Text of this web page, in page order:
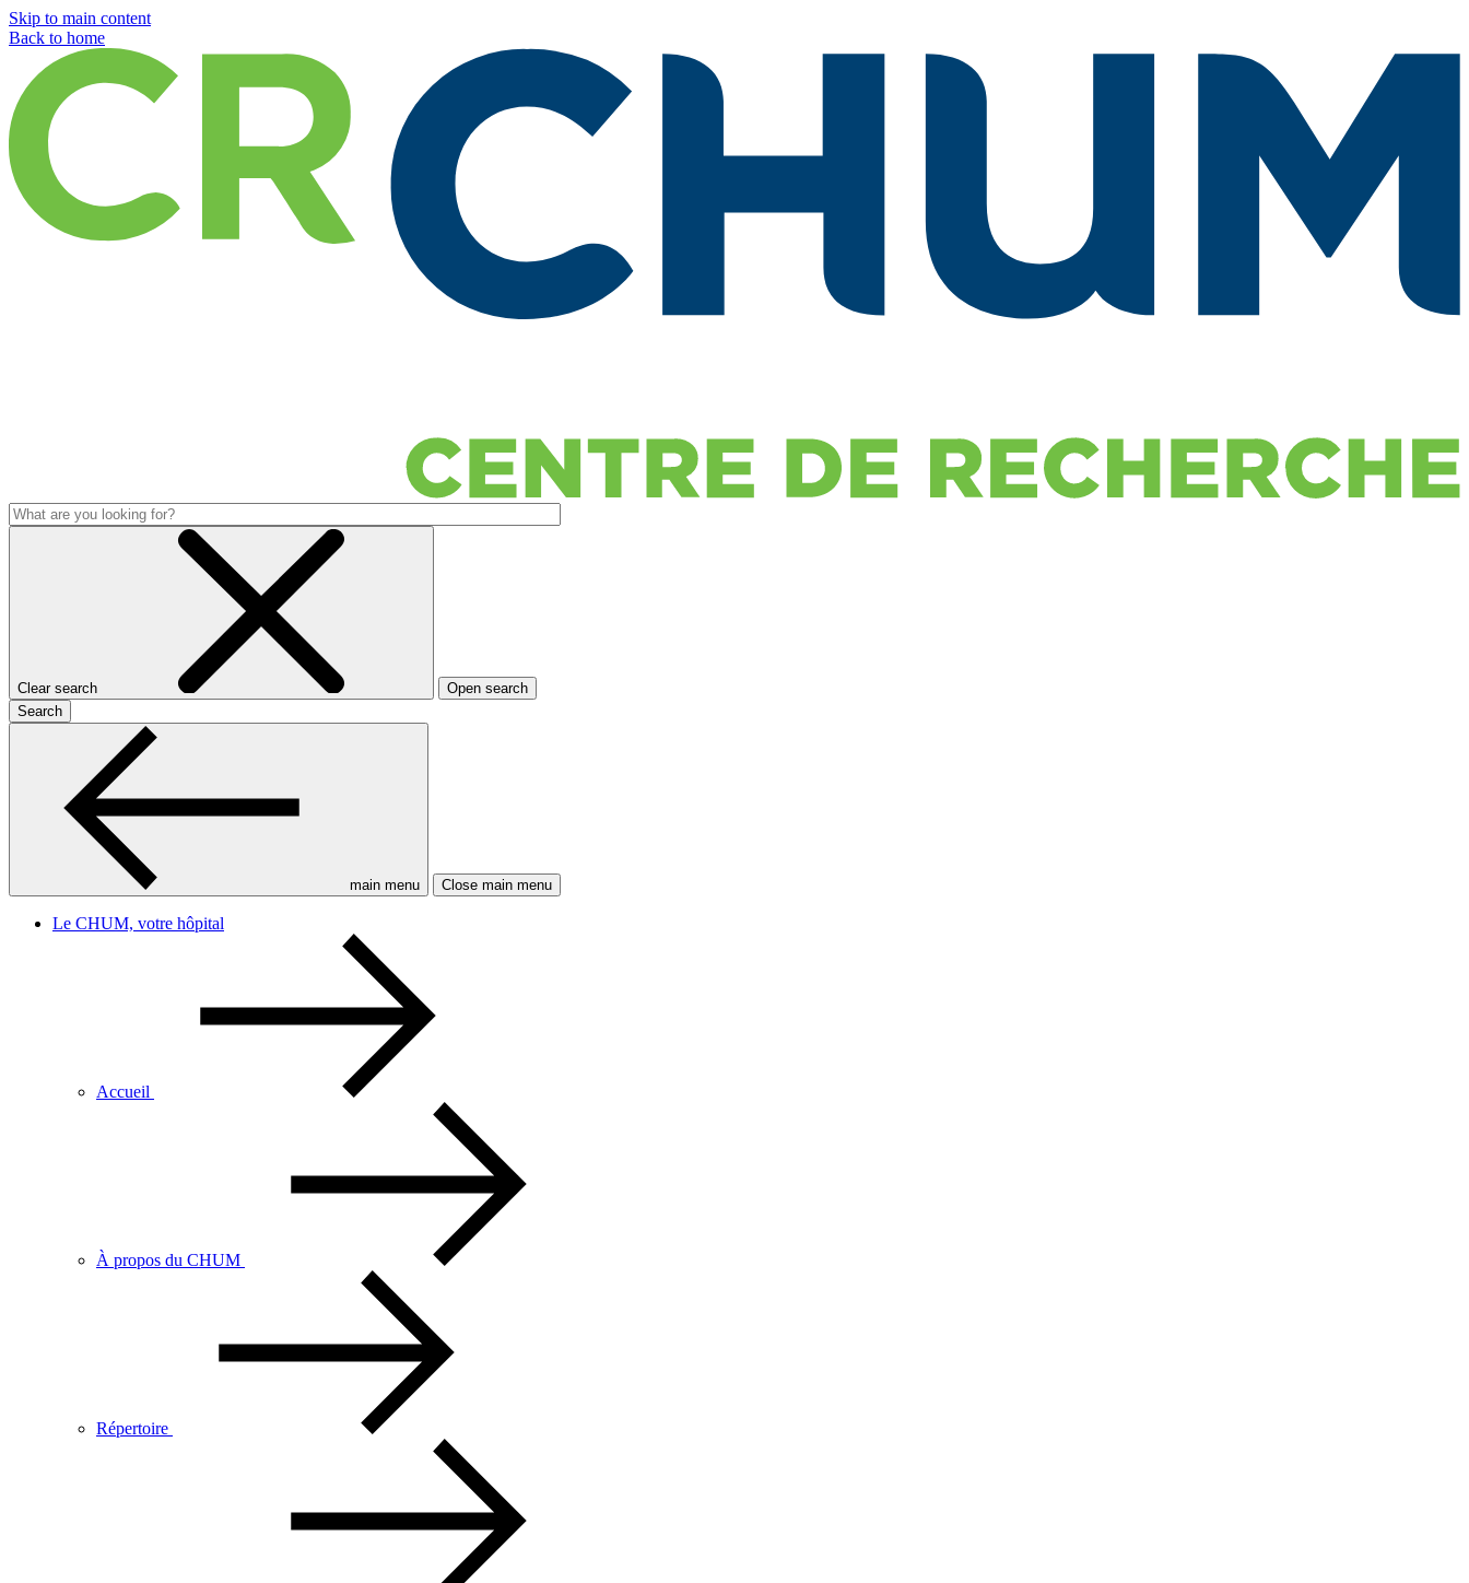
Skip to main content
Back to home
Clear search
Open search
Search
main menu Close main menu
Le CHUM, votre hôpital
Accueil
À propos du CHUM
Répertoire